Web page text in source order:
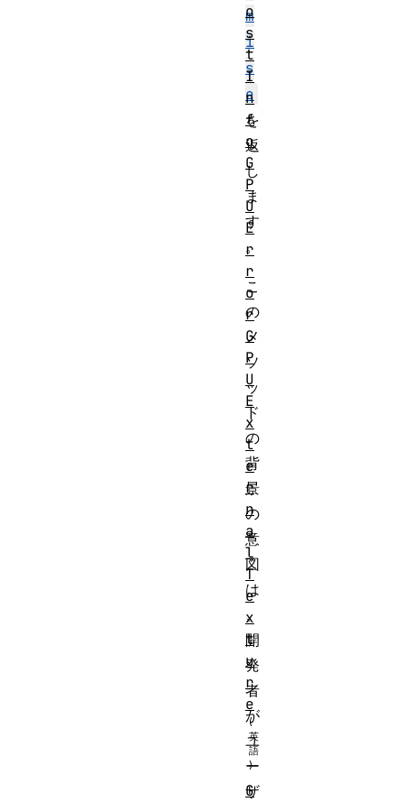
m
i
s
e
を
返
し
ま
す
。
こ
の
メ
ソ
ッ
ド
の
背
景
の
意
図
は
、
開
発
者
が
ユ
ー
ザ
o
s
t
I
n
f
o
G
P
U
E
r
r
o
r
G
P
U
E
x
t
e
r
n
a
l
T
e
x
t
u
r
e
G